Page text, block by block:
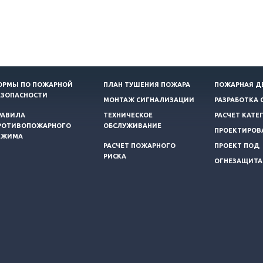
ПО ПОЖАРНОЙ
ПЛАН ТУШЕНИЯ ПОЖАРА ПОЖАРНАЯ
МОНТАЖ СИГНАЛИЗАЦИИ РАЗРАБОТКА
ТЕХНИЧЕСКОЕ
ОБСЛУЖИВАНИЕ
РАСЧЕТ
РАСЧЕТ ПОЖАРНОГО
РИСКА
ПРОЕКТ ПОД
ОГНЕЗАЩИТА